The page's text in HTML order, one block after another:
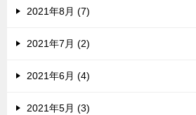
2021年8月 (7)
2021年7月 (2)
2021年6月 (4)
2021年5月 (3)